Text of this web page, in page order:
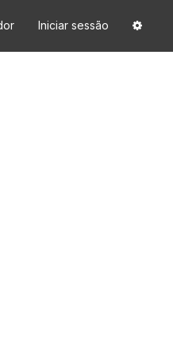
Iniciar sessão